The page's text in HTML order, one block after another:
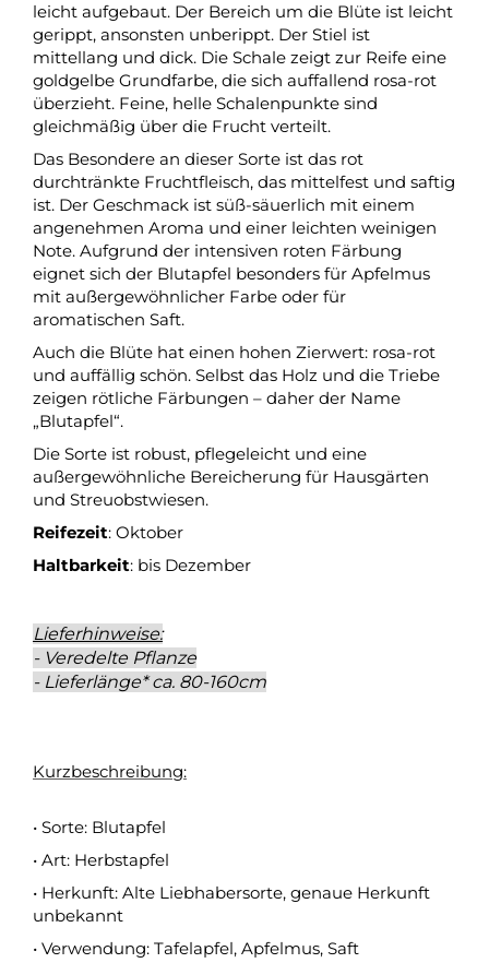
leicht aufgebaut. Der Bereich um die Blüte ist leicht
gerippt, ansonsten unberippt. Der Stiel ist
mittellang und dick. Die Schale zeigt zur Reife eine
goldgelbe Grundfarbe, die sich auffallend rosa-rot
überzieht. Feine, helle Schalenpunkte sind
gleichmäßig über die Frucht verteilt.
Das Besondere an dieser Sorte ist das rot
durchtränkte Fruchtfleisch, das mittelfest und saftig
ist. Der Geschmack ist süß-säuerlich mit einem
angenehmen Aroma und einer leichten weinigen
Note. Aufgrund der intensiven roten Färbung
eignet sich der Blutapfel besonders für Apfelmus
mit außergewöhnlicher Farbe oder für
aromatischen Saft.
Auch die Blüte hat einen hohen Zierwert: rosa-rot
und auffällig schön. Selbst das Holz und die Triebe
zeigen rötliche Färbungen – daher der Name
„Blutapfel“.
Die Sorte ist robust, pflegeleicht und eine
außergewöhnliche Bereicherung für Hausgärten
und Streuobstwiesen.
Reifezeit: Oktober
Haltbarkeit: bis Dezember
Lieferhinweise:
- Veredelte Pflanze
- Lieferlänge* ca. 80-160cm
Kurzbeschreibung:
• Sorte: Blutapfel
• Art: Herbstapfel
• Herkunft: Alte Liebhabersorte, genaue Herkunft
unbekannt
• Verwendung: Tafelapfel, Apfelmus, Saft